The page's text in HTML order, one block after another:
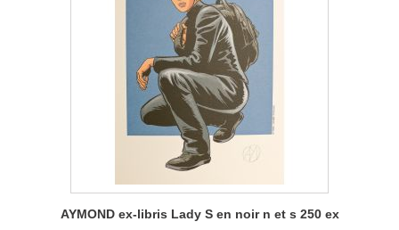
AYMOND ex-libris Lady S en noir n et s 250 ex